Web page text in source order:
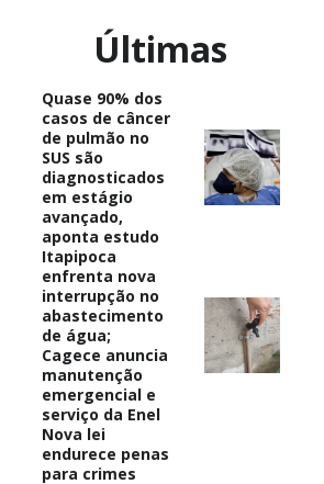
Últimas
Quase 90% dos
casos de câncer
de pulmão no
SUS são
diagnosticados
em estágio
avançado,
aponta estudo
Itapipoca
enfrenta nova
interrupção no
abastecimento
de água;
Cagece anuncia
manutenção
emergencial e
serviço da Enel
Nova lei
endurece penas
para crimes